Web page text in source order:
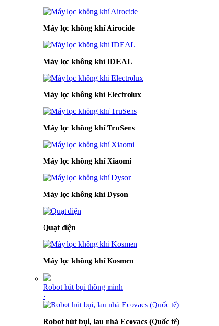
Máy lọc không khí Airocide
Máy lọc không khí IDEAL
Máy lọc không khí Electrolux
Máy lọc không khí TruSens
Máy lọc không khí Xiaomi
Máy lọc không khí Dyson
Quạt điện
Máy lọc không khí Kosmen
Robot hút bụi thông minh
›
Robot hút bụi, lau nhà Ecovacs (Quốc tế)